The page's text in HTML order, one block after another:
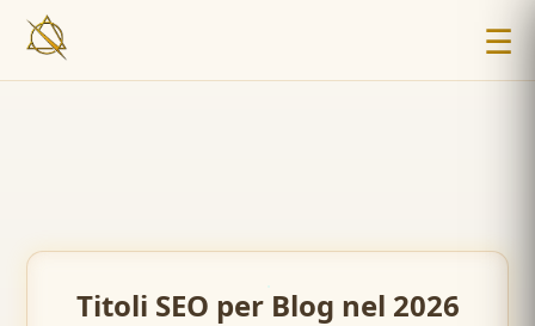
☰
Titoli SEO per Blog nel 2026